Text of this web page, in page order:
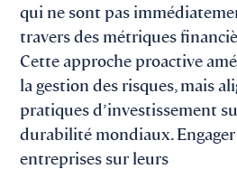
qui ne sont pas
travers des métriques
Cette approche proactive
la gestion des risques, mais
pratiques d’investissement
durabilité mondiaux.
entreprises sur leurs